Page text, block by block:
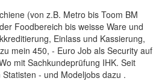
(von z.B. Metro bis Toom BM
Foodbereich bis weisse Ware und
Einlass und Kassierung,
mein 450, - Euro Job als Security auf
mit Sachkundeprüfung IHK. Seit
- und Modeljobs dazu .